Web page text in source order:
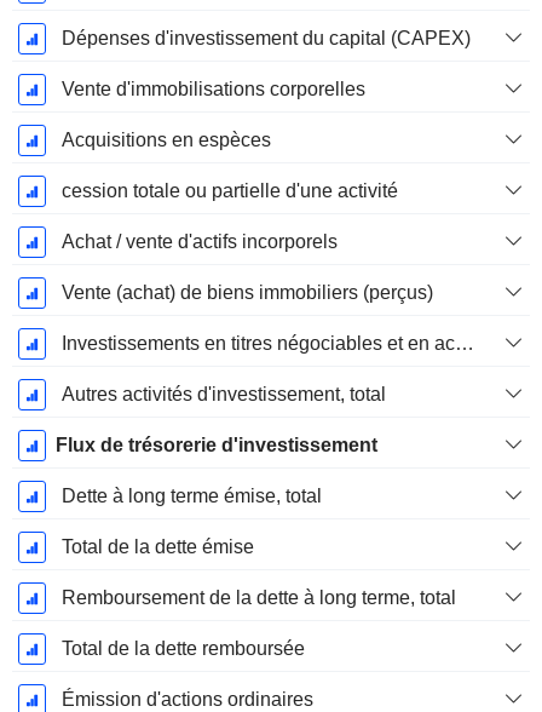
Dépenses d'investissement du capital (CAPEX)
Vente d'immobilisations corporelles
Acquisitions en espèces
cession totale ou partielle d'une activité
Achat / vente d'actifs incorporels
Vente (achat) de biens immobiliers (perçus)
Investissements en titres négociables et en actions, total
Autres activités d'investissement, total
Flux de trésorerie d'investissement
Dette à long terme émise, total
Total de la dette émise
Remboursement de la dette à long terme, total
Total de la dette remboursée
Émission d'actions ordinaires